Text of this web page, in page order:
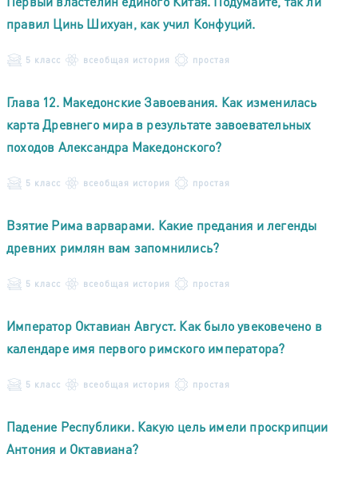
правил Цинь Шихуан, как учил Конфуций.
5 класс всеобщая история простая
Глава 12. Македонские Завоевания. Как изменилась
карта Древнего мира в результате завоевательных
походов Александра Македонского?
5 класс всеобщая история простая
Взятие Рима варварами. Какие предания и легенды
древних римлян вам запомнились?
5 класс всеобщая история простая
Император Октавиан Август. Как было увековечено в
календаре имя первого римского императора?
5 класс всеобщая история простая
Падение Республики. Какую цель имели проскрипции
Антония и Октавиана?